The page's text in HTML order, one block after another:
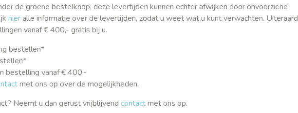
de groene bestelknop, deze levertijden kunnen echter afwijken door onvoorziene
hieralle informatie over de levertijden, zodat u weet wat u kunt verwachten. Uiteraard
vanaf € 400,- gratis bij u.
bestellen*
bestelling vanaf € 400,-
met ons op over de mogelijkheden.
Neemt u dan gerust vrijblijvend contactmet ons op.